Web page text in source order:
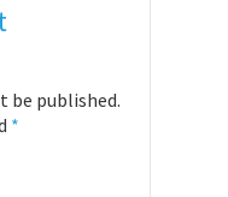
be published.
*